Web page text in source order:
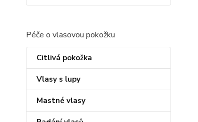
Péče o vlasovou pokožku
Citlivá pokožka
Vlasy s lupy
Mastné vlasy